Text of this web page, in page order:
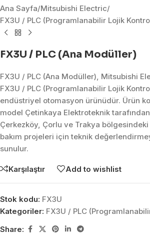
Ana Sayfa/Mitsubishi Electric/
FX3U / PLC (Programlanabilir Lojik
FX3U / PLC (Ana Modüller)
FX3U / PLC (Ana Modüller), Mitsubishi
FX3U / PLC (Programlanabilir Lojik
endüstriyel otomasyon ürünüdür. Ürün
model Çetinkaya Elektroteknik
Çerkezköy, Çorlu ve Trakya
bakım projeleri için teknik
sunulur.
Karşılaştır Add to wishlist
Stok kodu: FX3U
Kategoriler: FX3U / PLC
Share: